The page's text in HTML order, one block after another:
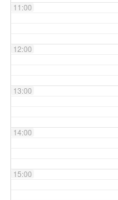
11:00
12:00
13:00
14:00
15:00